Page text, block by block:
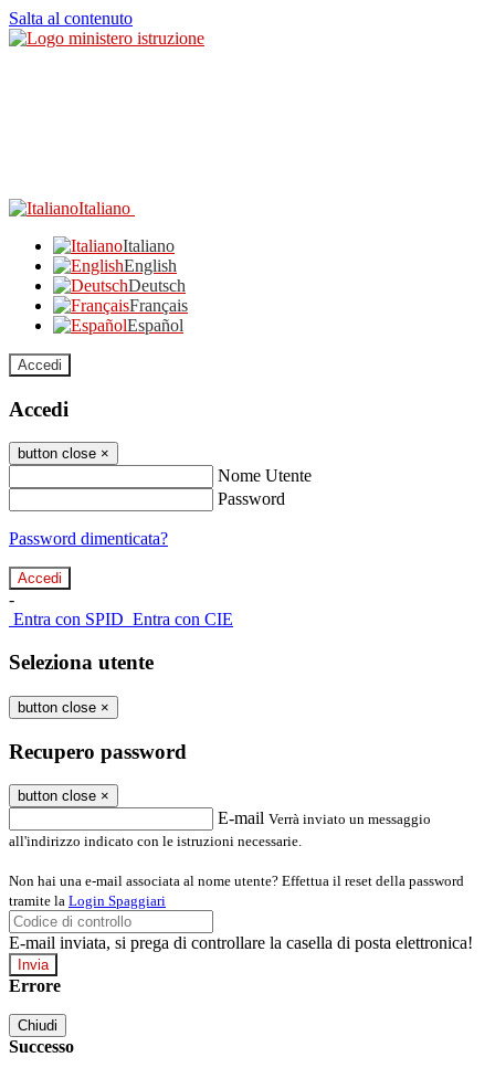
Salta al contenuto
Italiano
Italiano
English
Deutsch
Français
Español
Accedi
Accedi
button close ×
Nome Utente
Password
Password dimenticata?
-
Entra con SPID Entra con CIE
Seleziona utente
button close ×
Recupero password
button close ×
E-mail Verrà inviato un messaggio
all'indirizzo indicato con le istruzioni necessarie.
Non hai una e-mail associata al nome utente? Effettua il reset della password
tramite la Login Spaggiari
E-mail inviata, si prega di controllare la casella di posta elettronica!
Errore
Chiudi
Successo